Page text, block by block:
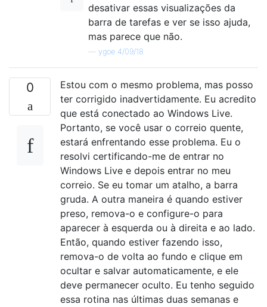
desativar essas visualizações da
barra de tarefas e ver se isso ajuda,
mas parece que não.
ygoe 4/09/18
0
Estou com o mesmo problema, mas posso
ter corrigido inadvertidamente. Eu acredito
que está conectado ao Windows Live.
Portanto, se você usar o correio quente,
estará enfrentando esse problema. Eu o
resolvi certificando-me de entrar no
Windows Live e depois entrar no meu
correio. Se eu tomar um atalho, a barra
gruda. A outra maneira é quando estiver
preso, remova-o e configure-o para
aparecer à esquerda ou à direita e ao lado.
Então, quando estiver fazendo isso,
remova-o de volta ao fundo e clique em
ocultar e salvar automaticamente, e ele
deve permanecer oculto. Eu tenho seguido
essa rotina nas últimas duas semanas e